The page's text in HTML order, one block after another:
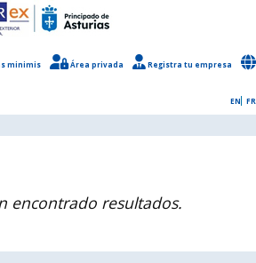
minimis Área privada Registra tu empresa
EN FR
encontrado resultados.